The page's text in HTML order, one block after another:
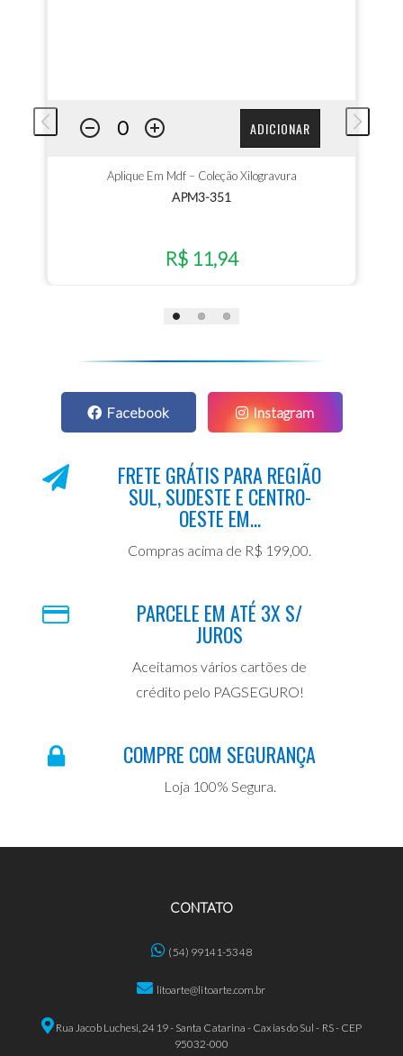
ADICIONAR
Aplique Em Mdf – Coleção Xilogravura
APM3-351
R$ 11,94
Facebook Instagram
FRETE GRÁTIS PARA REGIÃO
SUL, SUDESTE E CENTRO-
OESTE EM...
Compras acima de R$ 199,00.
PARCELE EM ATÉ 3X S/
JUROS
Aceitamos vários cartões de
crédito pelo PAGSEGURO!
COMPRE COM SEGURANÇA
Loja 100% Segura.
CONTATO
(54) 99141-5348
litoarte@litoarte.com.br
Rua Jacob Luchesi, 2419 - Santa Catarina - Caxias do Sul - RS - CEP
95032-000